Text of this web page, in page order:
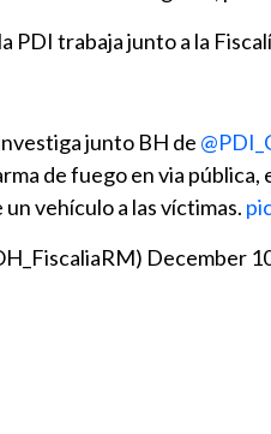
PDI trabaja junto a la
junto BH de
de fuego en via pública,
vehículo a las víctimas.
December